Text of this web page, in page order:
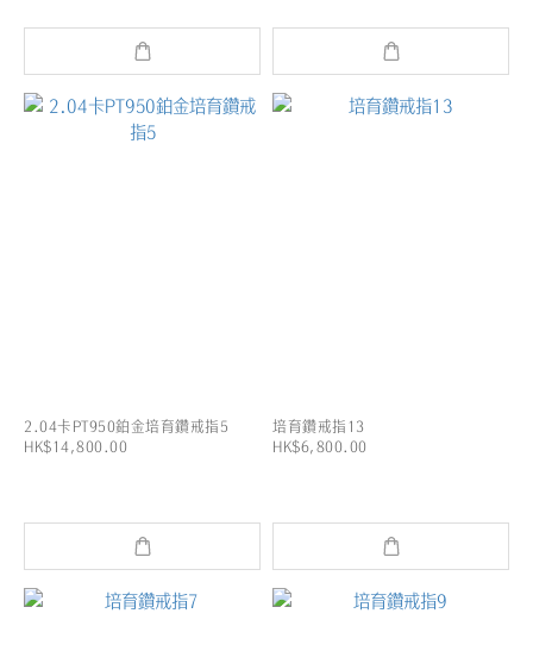
2.04卡PT950鉑金培育鑽戒指5
HK$14,800.00
培育鑽戒指13
HK$6,800.00